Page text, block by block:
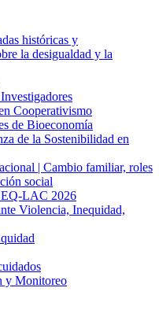
históricas y
la desigualdad y la
Cooperativismo
de Bioeconomía
de la Sostenibilidad en
| Cambio familiar, roles
social
LAC 2026
Violencia, Inequidad,
y Monitoreo